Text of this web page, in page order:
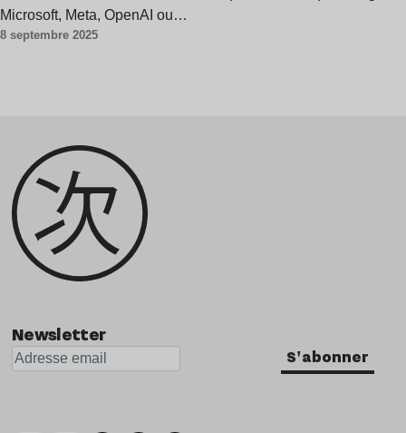
Microsoft, Meta, OpenAI ou…
8 septembre 2025
Newsletter
S'abonner